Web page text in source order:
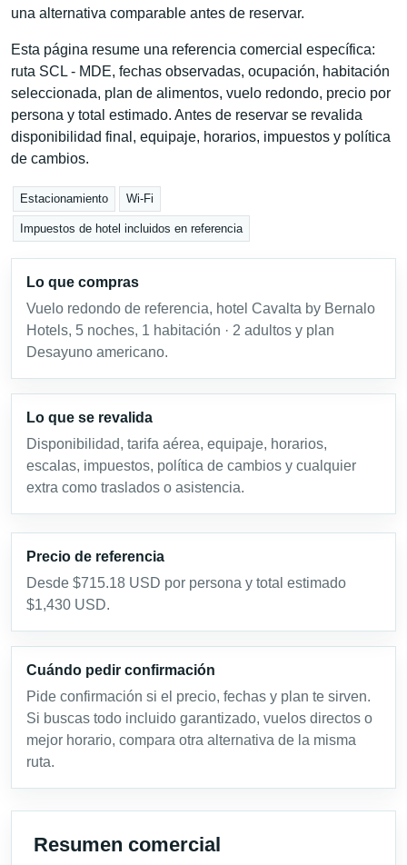
una alternativa comparable antes de reservar.
Esta página resume una referencia comercial específica:
ruta SCL - MDE, fechas observadas, ocupación, habitación
seleccionada, plan de alimentos, vuelo redondo, precio por
persona y total estimado. Antes de reservar se revalida
disponibilidad final, equipaje, horarios, impuestos y política
de cambios.
Estacionamiento Wi-Fi
Impuestos de hotel incluidos en referencia
Lo que compras
Vuelo redondo de referencia, hotel Cavalta by Bernalo
Hotels, 5 noches, 1 habitación · 2 adultos y plan
Desayuno americano.
Lo que se revalida
Disponibilidad, tarifa aérea, equipaje, horarios,
escalas, impuestos, política de cambios y cualquier
extra como traslados o asistencia.
Precio de referencia
Desde $715.18 USD por persona y total estimado
$1,430 USD.
Cuándo pedir confirmación
Pide confirmación si el precio, fechas y plan te sirven.
Si buscas todo incluido garantizado, vuelos directos o
mejor horario, compara otra alternativa de la misma
ruta.
Resumen comercial